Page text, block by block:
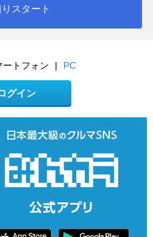
りスタート
ートフォン | PC
グイン